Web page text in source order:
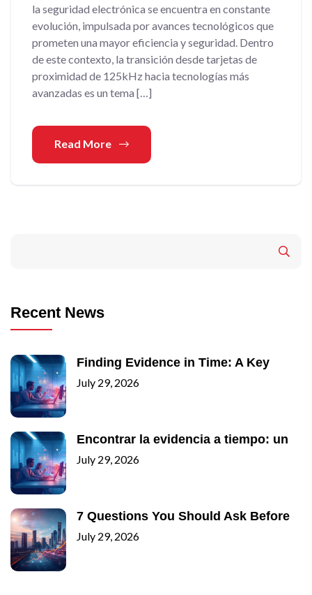
la seguridad electrónica se encuentra en constante
evolución, impulsada por avances tecnológicos que
prometen una mayor eficiencia y seguridad. Dentro
de este contexto, la transición desde tarjetas de
proximidad de 125kHz hacia tecnologías más
avanzadas es un tema […]
Read More
Recent News
Finding Evidence in Time: A Key
July 29, 2026
Encontrar la evidencia a tiempo: un
July 29, 2026
7 Questions You Should Ask Before
July 29, 2026